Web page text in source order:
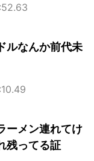
ルなんか前代未
ーメン連れてけ
残ってる証